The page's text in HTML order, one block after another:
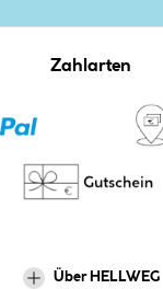
Zahlarten
Über HELLWEG